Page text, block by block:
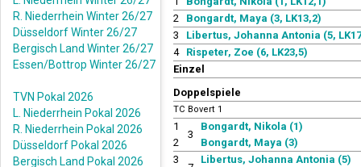
R. Niederrhein Winter 26/27
Düsseldorf Winter 26/27
Bergisch Land Winter 26/27
Essen/Bottrop Winter 26/27
TVN Pokal 2026
L. Niederrhein Pokal 2026
R. Niederrhein Pokal 2026
Düsseldorf Pokal 2026
Bergisch Land Pokal 2026
2
Bongardt, Maya (3, LK13,2)
3
Libertus, Johanna Antonia (5,
4
Rispeter, Zoe (6, LK23,5)
Einzel
Doppelspiele
TC Bovert 1
1
2
3
Bongardt, Nikola (1)
Bongardt, Maya (3)
3
Libertus, Johanna Antonia (5)